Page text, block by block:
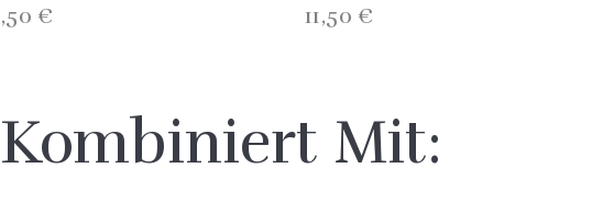
€ 11,50 €
Mit: